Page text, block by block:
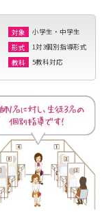
対象
小学生・中学生
形式
1対3個別指導形式
教科
5教科対応